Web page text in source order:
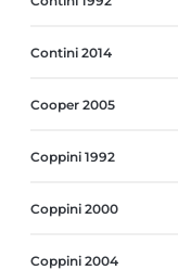
Contini 2014
Cooper 2005
Coppini 1992
Coppini 2000
Coppini 2004